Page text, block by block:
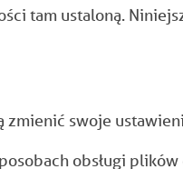
tam ustaloną.
swoje
obsługi